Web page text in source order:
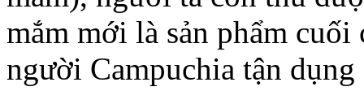
mắm mới là sản phẩm
người Campuchia tận